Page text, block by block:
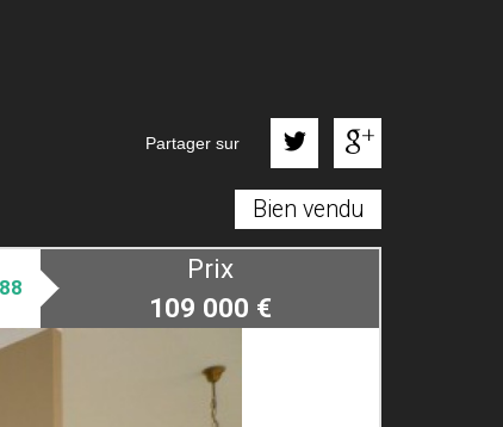
Partager sur
Bien vendu
Prix
109 000 €